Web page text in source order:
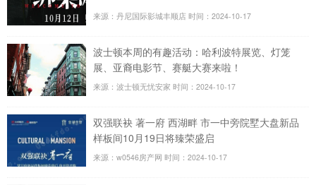
来源：丹尼国际影城丰顺店 时间：2024-10-17
波士顿本周的有趣活动：哈利波特展览、灯笼
展、亚裔电影节、赛艇大赛来啦！
来源：波士顿无忧安家 时间：2024-10-17
双强联袂 著一府 西湖畔 市一中旁院墅大盘新品
样板间10月19日将臻荣盛启
来源：w0546房产网 时间：2024-10-17